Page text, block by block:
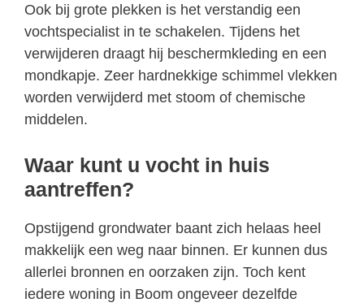
Ook bij grote plekken is het verstandig een
vochtspecialist in te schakelen. Tijdens het
verwijderen draagt hij beschermkleding en een
mondkapje. Zeer hardnekkige schimmel vlekken
worden verwijderd met stoom of chemische
middelen.
Waar kunt u vocht in huis
aantreffen?
Opstijgend grondwater baant zich helaas heel
makkelijk een weg naar binnen. Er kunnen dus
allerlei bronnen en oorzaken zijn. Toch kent
iedere woning in Boom ongeveer dezelfde